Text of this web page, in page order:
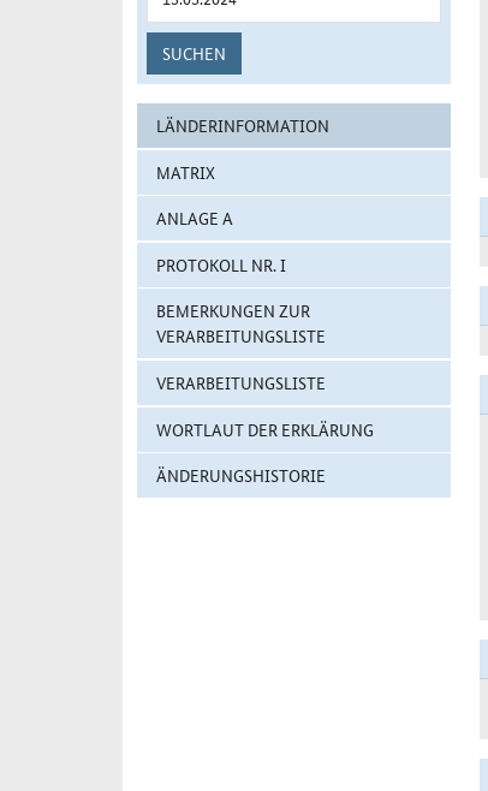
SUCHEN
LÄNDERINFORMATION
MATRIX
ANLAGE A
PROTOKOLL NR. I
BEMERKUNGEN ZUR
VERARBEITUNGSLISTE
VERARBEITUNGSLISTE
WORTLAUT DER ERKLÄRUNG
ÄNDERUNGSHISTORIE